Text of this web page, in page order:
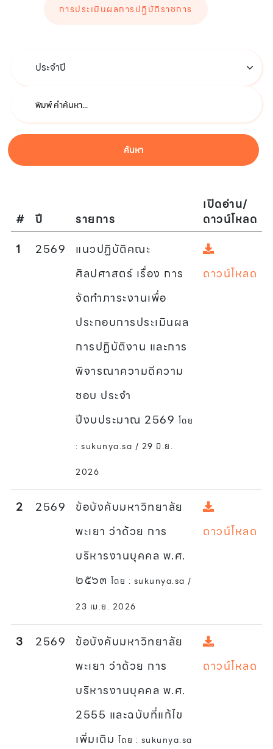
การประเมินผลการปฏิบัติราชการ
ค้นหา
# ปี รายการ
เปิดอ่าน/
ดาวน์โหลด
1
2569
แนวปฏิบัติคณะ
ศิลปศาสตร์ เรื่อง การ
จัดทำภาระงานเพื่อ
ประกอบการประเมินผล
การปฏิบัติงาน และการ
พิจารณาความดีความ
ชอบ ประจำ
ปีงบประมาณ 2569 โดย
: sukunya.sa / 29 มิ.ย.
2026
ดาวน์โหลด
2 2569
ข้อบังคับมหาวิทยาลัย
พะเยา ว่าด้วย การ
บริหารงานบุคคล พ.ศ.
๒๕๖๓ โดย : sukunya.sa /
23 เม.ย. 2026
ดาวน์โหลด
3 2569
ข้อบังคับมหาวิทยาลัย
พะเยา ว่าด้วย การ
บริหารงานบุคคล พ.ศ.
2555 และฉบับที่แก้ไข
เพิ่มเติม โดย : sukunya.sa
ดาวน์โหลด